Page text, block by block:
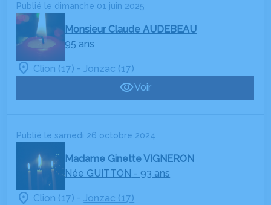
Publié le dimanche 01 juin 2025
Monsieur Claude AUDEBEAU
95 ans
Clion (17) - Jonzac (17)
Voir
Publié le samedi 26 octobre 2024
Madame Ginette VIGNERON
Née GUITTON - 93 ans
Clion (17) -Jonzac (17)